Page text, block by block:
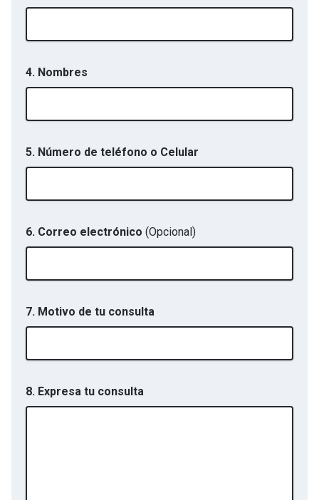
4. Nombres
5. Número de teléfono o Celular
6. Correo electrónico (Opcional)
7. Motivo de tu consulta
8. Expresa tu consulta